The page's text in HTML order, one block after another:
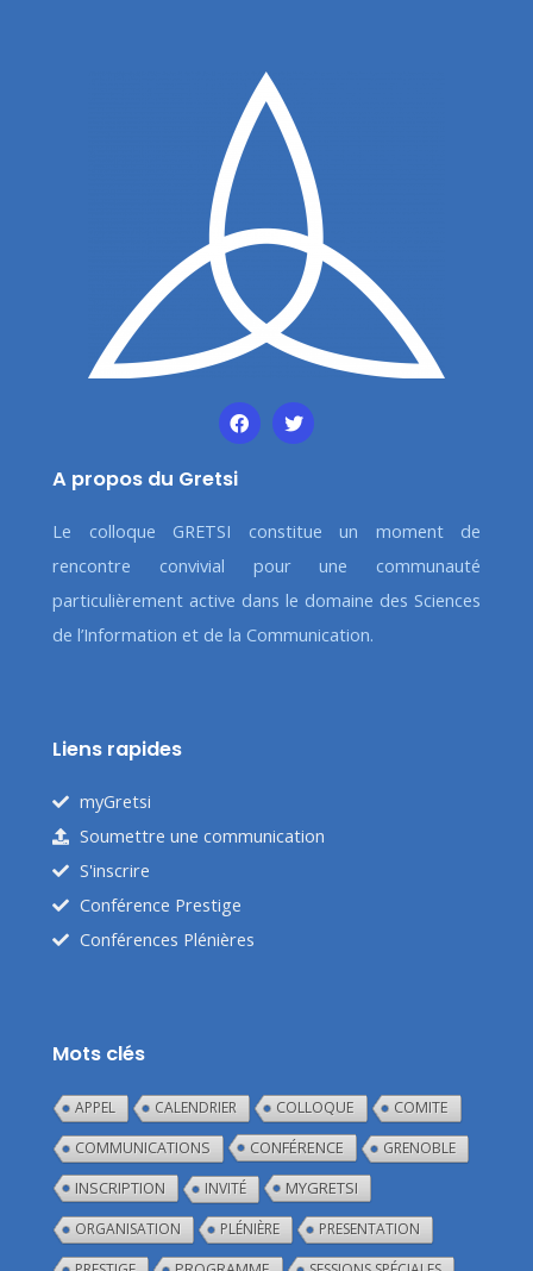
A propos du Gretsi
Le colloque GRETSI constitue un moment de
rencontre convivial pour une communauté
particulièrement active dans le domaine des Sciences
de l’Information et de la Communication.
Liens rapides
myGretsi
Soumettre une communication
S'inscrire
Conférence Prestige
Conférences Plénières
Mots clés
APPEL CALENDRIER COLLOQUE
COMITE
COMMUNICATIONS
CONFÉRENCE GRENOBLE
INSCRIPTION INVITÉ MYGRETSI
ORGANISATION PLÉNIÈRE
PRESENTATION